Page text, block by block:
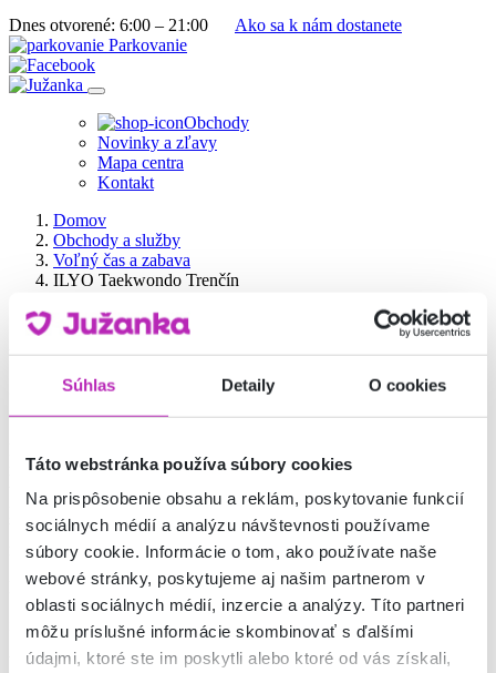
Súhlas Detaily O cookies
Táto webstránka používa súbory cookies
Na prispôsobenie obsahu a reklám, poskytovanie funkcií
sociálnych médií a analýzu návštevnosti používame
súbory cookie. Informácie o tom, ako používate naše
webové stránky, poskytujeme aj našim partnerom v
oblasti sociálnych médií, inzercie a analýzy. Títo partneri
môžu príslušné informácie skombinovať s ďalšími
údajmi, ktoré ste im poskytli alebo ktoré od vás získali,
Dnes otvorené: 6:00 – 21:00
Ako sa k nám dostanete
Parkovanie
Obchody
Novinky a zľavy
Mapa centra
Kontakt
Domov
Obchody a služby
Voľný čas a zabava
ILYO Taekwondo Trenčín
Voľný čas a zabava
ILYO Taekwondo Trenčín
najrozšírenejšieho bojového umenia na svete. Okrem tradičnej
výučby bojového umenia sa venujeme aj jeho súťažným formám
poomsae a športový zápas, výučbe sebaobrany pre ženy, Taichi a
bojovému umeniu so športovými mečmi Chanbara. Do klubu sa
môžu prihlásiť deti už od štyroch rokov.
Email
ilyotaekwondo@gmail.com
Webová stránka